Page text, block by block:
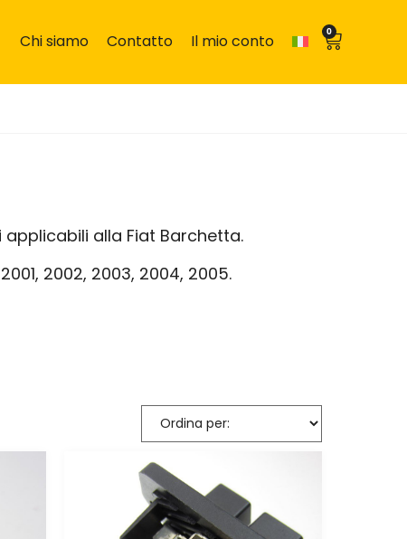
Chi siamo Contatto Il mio conto
0
alla Fiat Barchetta.
2002, 2003, 2004, 2005.